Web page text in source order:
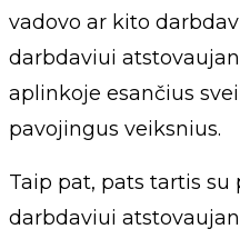
vadovo ar kito
darbdaviui
aplinkoje esančius
pavojingus veiksnius.
Taip pat, pats tartis su
darbdaviui